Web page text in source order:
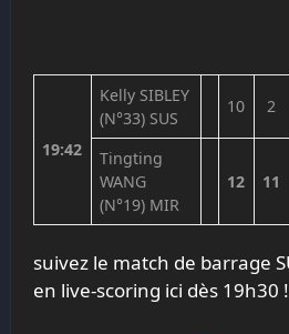
19:42
Kelly SIBLEY
(N°33) SUS
10 2
Tingting
WANG
(N°19) MIR
12 11
suivez le match de barrage SUS-TT – MIRAMAS
en live-scoring ici dès 19h30 !